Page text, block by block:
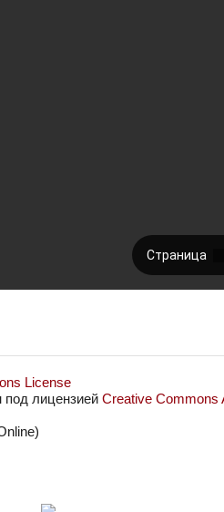
под лицензией Creative Commons